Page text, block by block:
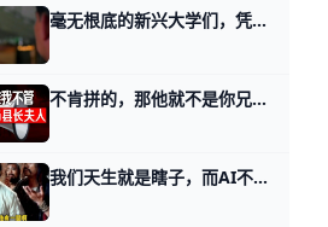
毫无根底的新兴大学们，凭什么抢走这么多高考高分？ 回答一个满级读者的问题。 今年的高考分数出来，志愿填报之后，有很多名不见经传的学校冲上了热搜。 他问我，这是不是一场高校之间的价值重估。 高校这个
不肯拼的，那他就不是你兄弟呀 上午我写张雪的时候，提到过一位老同事。 有好些读者都在问同一个问题，昔日的老东家董事长，是怎么从工厂的产线上，把他挖掘出来的？ 这个过程非常简单
我们天生就是瞎子，而AI不是 那天我写，房价触底，该操心房的价格还是你的价格，有不少读者留言说，第五个话题细思极恐。 按照那种方式去训练AI，这货迟早要苏醒，到时候还有咱们